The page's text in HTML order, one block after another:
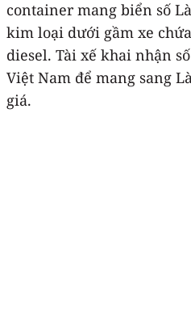
container mang biển số
kim loại dưới gầm xe
diesel. Tài xế khai nhận
Việt Nam để mang sang
giá.